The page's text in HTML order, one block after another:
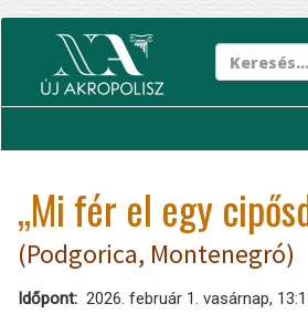
tartalomra
„Mi fér el egy
(Podgorica, Montenegró)
Időpont 2026. február 1. vasárnap,